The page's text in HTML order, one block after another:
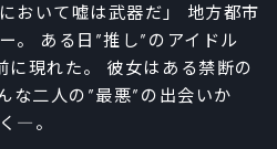
おいて嘘は武器だ」 地方都市
。 ある日”推し”のアイドル
に現れた。 彼女はある禁断の
な二人の”最悪”の出会いか
―。